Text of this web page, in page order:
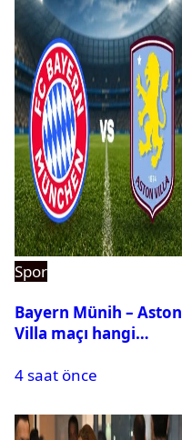
Spor
Bayern Münih – Aston
Villa maçı hangi
saat kaçta oynanacak?
4 saat önce